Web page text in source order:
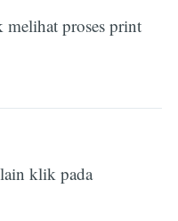
melihat proses print
klik pada
Subscribe